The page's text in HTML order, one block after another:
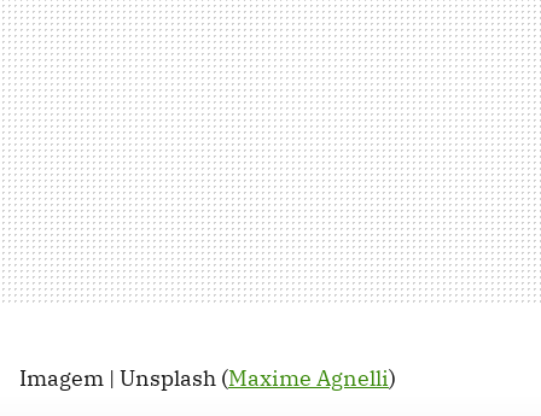
Imagem | Unsplash (Maxime Agnelli)